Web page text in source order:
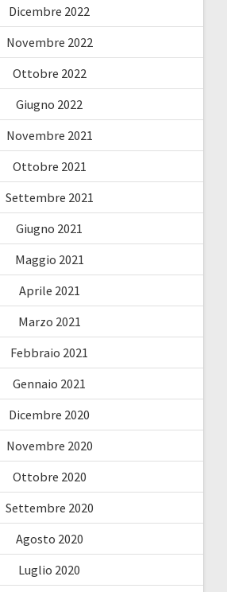
Dicembre 2022
Novembre 2022
Ottobre 2022
Giugno 2022
Novembre 2021
Ottobre 2021
Settembre 2021
Giugno 2021
Maggio 2021
Aprile 2021
Marzo 2021
Febbraio 2021
Gennaio 2021
Dicembre 2020
Novembre 2020
Ottobre 2020
Settembre 2020
Agosto 2020
Luglio 2020